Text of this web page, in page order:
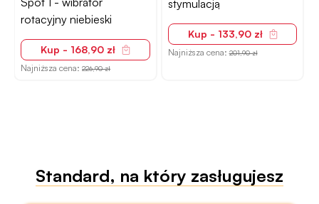
rotacyjny niebieski
Kup - 168,90 zł
Najniższa cena:226,90 zł
stymulacją
Kup - 133,90 zł
Najniższa cena:201,90 zł
Standard, na który zasługujesz